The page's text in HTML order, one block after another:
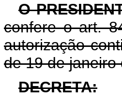
O
confere o art.
autorização
de 19 de janeiro
DECRETA: